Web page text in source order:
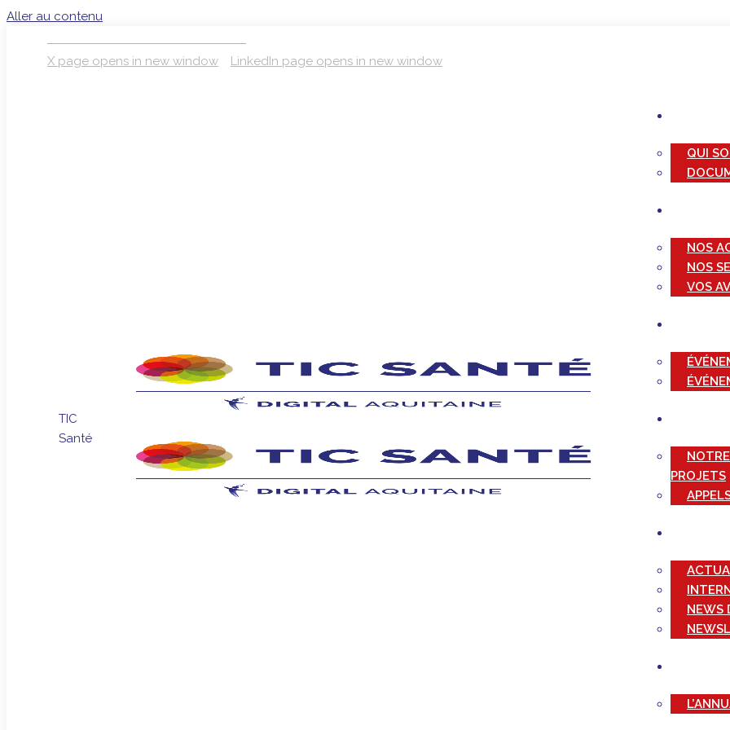
Aller au contenu
X page opens in new window LinkedIn page opens in new window
TIC
Santé
QUI
NOS
NOS
VOS
PROJETS
NEWS